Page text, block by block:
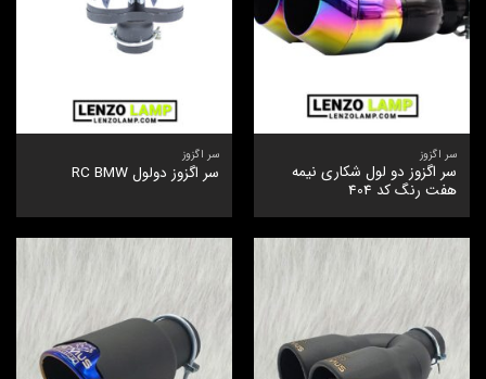
سر اگزوز
سر اگزوز دو لول شکاری نیمه
هفت رنگ کد 404
سر اگزوز
سر اگزوز دولول RC BMW